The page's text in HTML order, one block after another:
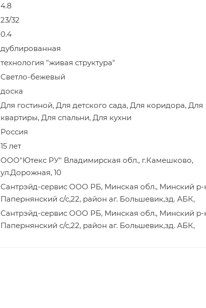
4.8
23/32
0.4
дублированная
технология "живая структура"
Светло-бежевый
доска
Для гостиной, Для детского сада, Для коридора, Для
квартиры, Для спальни, Для кухни
Россия
15 лет
ООО"Ютекс РУ" Владимирская обл., г.Камешково,
ул.Дорожная, 10
Сантрэйд-сервис ООО РБ, Минская обл., Минский р-
Папернянский с/с,22, район аг. Большевик,зд. АБК,
Сантрэйд-сервис ООО РБ, Минская обл., Минский р-
Папернянский с/с,22, район аг. Большевик,зд. АБК,